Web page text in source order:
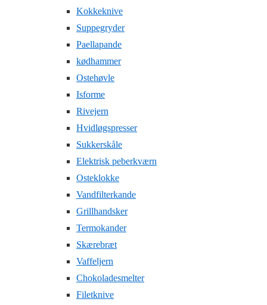
Kokkeknive
Suppegryder
Paellapande
kødhammer
Ostehøvle
Isforme
Rivejern
Hvidløgspresser
Sukkerskåle
Elektrisk peberkværn
Osteklokke
Vandfilterkande
Grillhandsker
Termokander
Skærebræt
Vaffeljern
Chokoladesmelter
Filetknive